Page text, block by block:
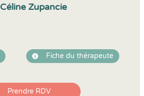
Céline Zupancie
Fiche du thérapeute
Prendre RDV